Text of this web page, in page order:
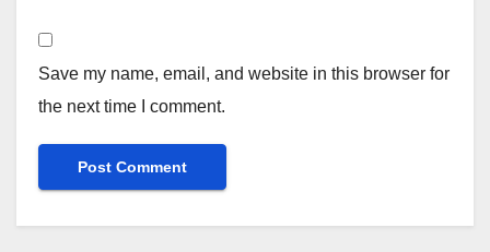
Save my name, email, and website in this browser for
the next time I comment.